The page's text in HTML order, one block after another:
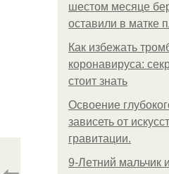
шестом месяце
оставили в матке
Как избежать
коронавируса:
стоит знать
Освоение
зависеть от
гравитации.
9-Лeтний мaльчик